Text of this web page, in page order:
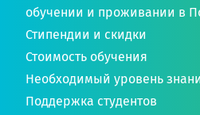
обучении и проживании в
Стипендии и скидки
Стоимость обучения
Необходимый уровень
Поддержка студентов